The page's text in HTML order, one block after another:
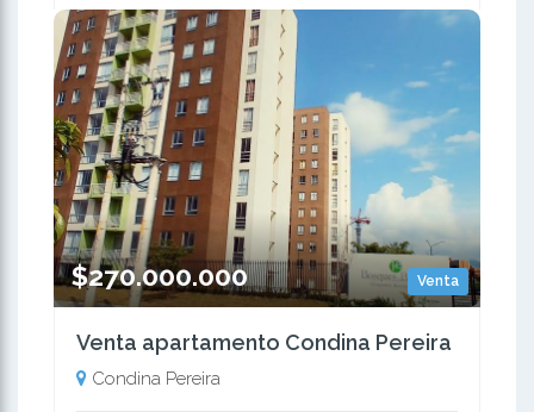
Venta
$270.000.000
Venta apartamento Condina Pereira
Condina Pereira